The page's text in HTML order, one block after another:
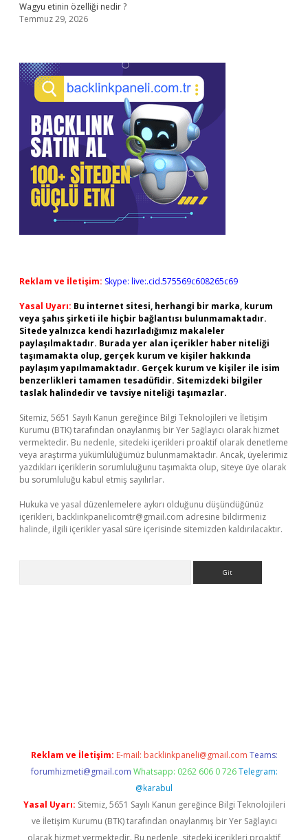
Wagyu etinin özelliği nedir ?
Temmuz 29, 2026
Reklam ve İletişim: Skype: live:.cid.575569c608265c69
Yasal Uyarı: Bu internet sitesi, herhangi bir marka, kurum
veya şahıs şirketi ile hiçbir bağlantısı bulunmamaktadır.
Sitede yalnızca kendi hazırladığımız makaleler
paylaşılmaktadır. Burada yer alan içerikler haber niteliği
taşımamakta olup, gerçek kurum ve kişiler hakkında
paylaşım yapılmamaktadır. Gerçek kurum ve kişiler ile isim
benzerlikleri tamamen tesadüfidir. Sitemizdeki bilgiler
taslak halindedir ve tavsiye niteliği taşımazlar.
Sitemiz, 5651 Sayılı Kanun gereğince Bilgi Teknolojileri ve İletişim
Kurumu (BTK) tarafından onaylanmış bir Yer Sağlayıcı olarak hizmet
vermektedir. Bu nedenle, sitedeki içerikleri proaktif olarak denetleme
veya araştırma yükümlülüğümüz bulunmamaktadır. Ancak, üyelerimiz
yazdıkları içeriklerin sorumluluğunu taşımakta olup, siteye üye olarak
bu sorumluluğu kabul etmiş sayılırlar.
Hukuka ve yasal düzenlemelere aykırı olduğunu düşündüğünüz
içerikleri, backlinkpanelicomtr@gmail.com adresine bildirmeniz
halinde, ilgili içerikler yasal süre içerisinde sitemizden kaldırılacaktır.
Reklam ve İletişim: E-mail: backlinkpaneli@gmail.com Teams:
forumhizmeti@gmail.com Whatsapp: 0262 606 0 726 Telegram:
@karabul
Yasal Uyarı: Sitemiz, 5651 Sayılı Kanun gereğince Bilgi Teknolojileri
ve İletişim Kurumu (BTK) tarafından onaylanmış bir Yer Sağlayıcı
olarak hizmet vermektedir. Bu nedenle, sitedeki içerikleri proaktif